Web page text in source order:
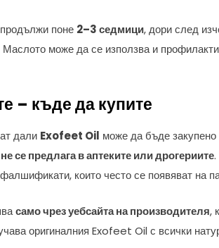
поне 2–3 седмици, дори след
може да се използва и
– къде да купите
дали Exofeet Oil може да бъде
не се предлага в аптеките или дрогериите
които често се появяват на
само чрез уебсайта на производителя,
оригиналния Exofeet Oil с всички